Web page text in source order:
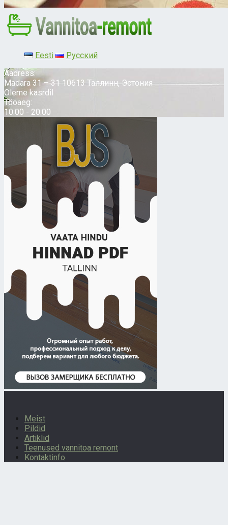
Eesti
Русский
Aadress:
Madara 31 – 31 10613 Таллинн, Эстония
Oleme kasrdil
Tööaeg:
10.00 - 20.00
Meist
Pildid
Artiklid
Teenused vannitoa remont
Kontaktinfo